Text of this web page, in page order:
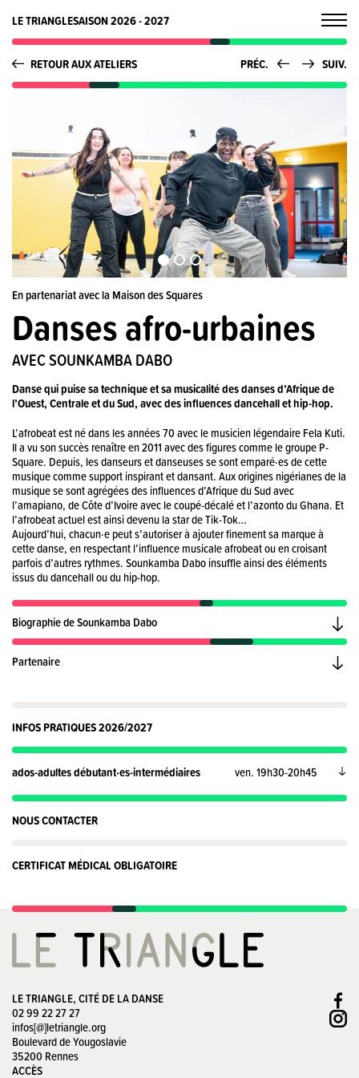
LE TRIANGLESAISON 2026 - 2027
RETOUR AUX ATELIERS PRÉC. SUIV.
En partenariat avec la Maison des Squares
Danses afro-urbaines
AVEC SOUNKAMBA DABO
Danse qui puise sa technique et sa musicalité des danses d’Afrique de
l’Ouest, Centrale et du Sud, avec des influences dancehall et hip-hop.
L’afrobeat est né dans les années 70 avec le musicien légendaire Fela Kuti.
Il a vu son succès renaître en 2011 avec des figures comme le groupe P-
Square. Depuis, les danseurs et danseuses se sont emparé·es de cette
musique comme support inspirant et dansant. Aux origines nigérianes de la
musique se sont agrégées des influences d’Afrique du Sud avec
l’amapiano, de Côte d’Ivoire avec le coupé-décalé et l’azonto du Ghana. Et
l’afrobeat actuel est ainsi devenu la star de Tik-Tok…
Aujourd’hui, chacun·e peut s’autoriser à ajouter finement sa marque à
cette danse, en respectant l’influence musicale afrobeat ou en croisant
parfois d’autres rythmes. Sounkamba Dabo insuffle ainsi des éléments
issus du dancehall ou du hip-hop.
Biographie de Sounkamba Dabo
Partenaire
INFOS PRATIQUES 2026/2027
ados-adultes débutant·es-intermédiaires ven. 19h30-20h45
NOUS CONTACTER
CERTIFICAT MÉDICAL OBLIGATOIRE
LE TRIANGLE, CITÉ DE LA DANSE
02 99 22 27 27
infos[@]letriangle.org
Boulevard de Yougoslavie
35200 Rennes
ACCÈS